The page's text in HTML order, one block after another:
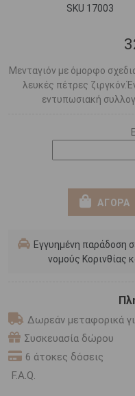
SKU 17003
Μενταγιόν με όμορφο
λευκές πέτρες
εντυπωσιακή
ΑΓΟΡΑ
Εγγυημένη παράδοση
νομούς Κορινθίας
Δωρεάν μεταφορικά
Συσκευασία δώρου
6 άτοκες δόσεις
F.A.Q.